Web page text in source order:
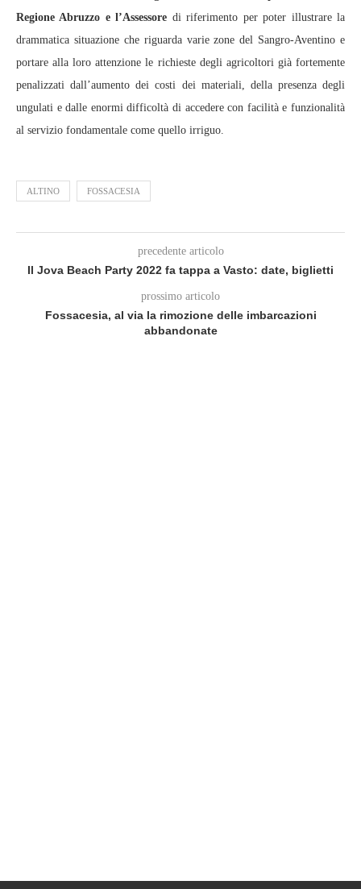
Regione Abruzzo e l’Assessore di riferimento per poter illustrare la
drammatica situazione che riguarda varie zone del Sangro-Aventino e
portare alla loro attenzione le richieste degli agricoltori già fortemente
penalizzati dall’aumento dei costi dei materiali, della presenza degli
ungulati e dalle enormi difficoltà di accedere con facilità e funzionalità
al servizio fondamentale come quello irriguo.
ALTINO FOSSACESIA
precedente articolo
Il Jova Beach Party 2022 fa tappa a Vasto: date, biglietti
prossimo articolo
Fossacesia, al via la rimozione delle imbarcazioni
abbandonate